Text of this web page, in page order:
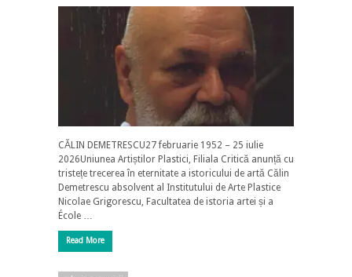
CĂLIN DEMETRESCU27 februarie 1952 – 25 iulie
2026Uniunea Artiștilor Plastici, Filiala Critică anunță cu
tristețe trecerea în eternitate a istoricului de artă Călin
Demetrescu absolvent al Institutului de Arte Plastice
Nicolae Grigorescu, Facultatea de istoria artei și a
École …
Read More